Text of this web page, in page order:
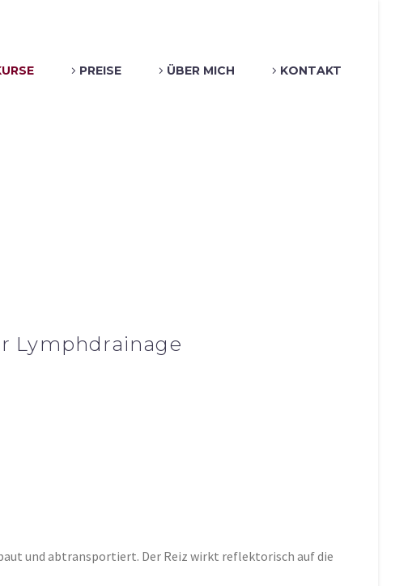
PREISE ÜBER MICH KONTAKT
Lymphdrainage
und abtransportiert. Der Reiz wirkt reflektorisch auf die